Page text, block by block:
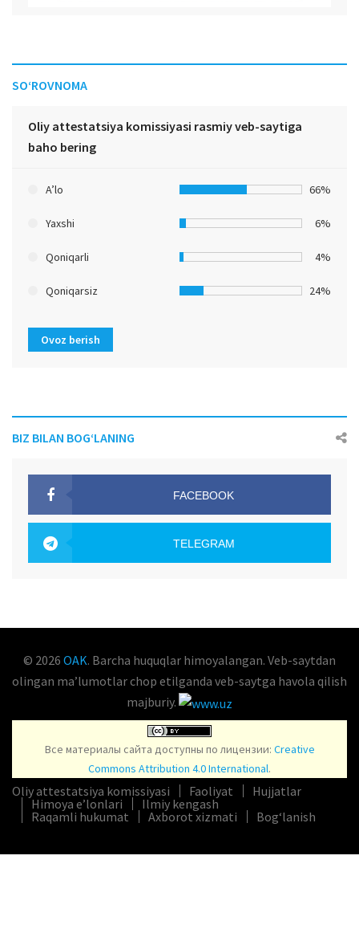
SO‘ROVNOMA
Oliy attestatsiya komissiyasi rasmiy veb-saytiga
baho bering
A’lo 66%
Yaxshi 6%
Qoniqarli 4%
Qoniqarsiz 24%
Ovoz berish
BIZ BILAN BOG‘LANING
FACEBOOK
TELEGRAM
© 2026 OAK. Barcha huquqlar himoyalangan. Veb-saytdan
olingan maʼlumotlar chop etilganda veb-saytga havola qilish
majburiy.
Все материалы сайта доступны по лицензии: Creative
Commons Attribution 4.0 International.
Oliy attestatsiya komissiyasi Faoliyat
Hujjatlar
Himoya e’lonlari
Ilmiy kengash
Raqamli hukumat
Axborot xizmati Bog‘lanish